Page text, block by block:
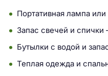
Портативная лампа
Запас свечей и спички
Бутылки с водой и
Теплая одежда и